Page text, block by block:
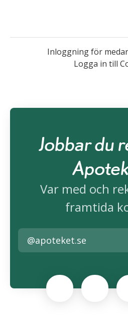
Inloggning för
Logga in till
Jobbar du
Var med och
framtida
@apoteket.se